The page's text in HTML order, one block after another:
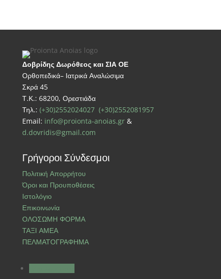
Δοβρίδης Δωρόθεος και ΣΙΑ ΟΕ
Ορθοπεδικά– Ιατρικά Αναλώσιμα
Σκρά 45
Τ.Κ.: 68200, Ορεστιάδα
Τηλ.: (+30)2552024027 (+30)2552081957
Email: info@proionta-anoias.gr&
d.dovridis@gmail.com
Γρήγοροι Σύνδεσμοι
Πολιτική Απορρήτου
Όροι και Προυποθέσεις
Ιστολόγιο
Επικοινωνία
ΟΛΟΣΩΜΗ ΦΟΡΜΑ
ΤΑΞΙ ΑΜΕΑ
ΠΕΛΜΑΤΟΓΡΑΦΗΜΑ